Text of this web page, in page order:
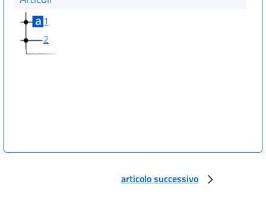
1
2
articolo successivo